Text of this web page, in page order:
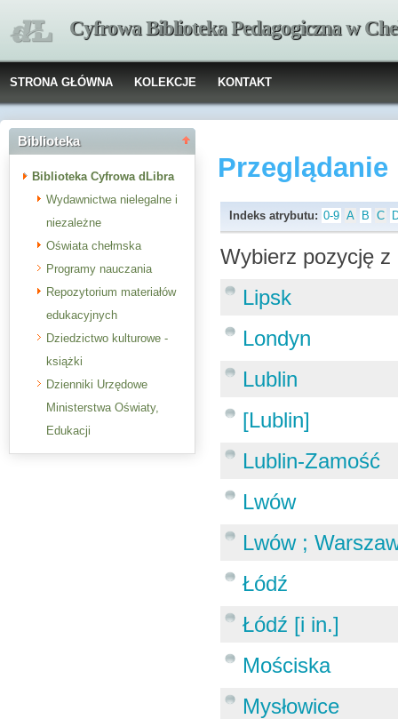
Cyfrowa Biblioteka Pedagogiczna w
STRONA GŁÓWNA KOLEKCJE KONTAKT
Biblioteka
Biblioteka Cyfrowa dLibra
Wydawnictwa nielegalne i
niezależne
Oświata chełmska
Programy nauczania
Repozytorium materiałów
edukacyjnych
Dziedzictwo kulturowe -
książki
Dzienniki Urzędowe
Ministerstwa Oświaty,
Edukacji
Indeks atrybutu: 0-9 A B C
Wybierz pozycję
Lipsk
Londyn
Lublin
[Lublin]
Lublin-Zamość
Lwów
Lwów ;
Łódź
Łódź [i in.]
Mościska
Mysłowice